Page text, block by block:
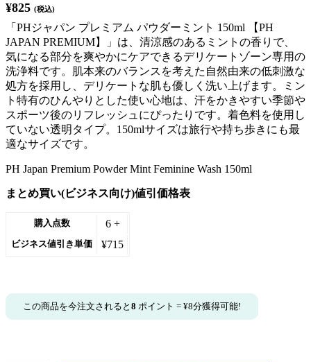
¥825 (税込)
「PHジャパン プレミアム パウダーミント 150ml 【PH
JAPAN PREMIUM】」は、清涼感のあるミントの香りで、
気になる部分を爽やかにケアできるデリケートゾーン専用の
洗浄料です。肌本来のバランスを考えた自然由来の低刺激な
処方を採用し、デリケートな肌も優しく洗い上げます。ミン
ト特有のひんやりとした使い心地は、汗をかきやすい季節や
スポーツ後のリフレッシュにぴったりです。着色料を使用し
ていない透明タイプ。150mlサイズは旅行や持ち歩きにも最
適なサイズです。
PH Japan Premium Powder Mint Feminine Wash 150ml
まとめ買い(ビジネス向け)値引価格表
購入点数 6 +
ビジネス値引き単価 ¥715
この商品を今注文されると 8 ポイント = ¥8分獲得可能!